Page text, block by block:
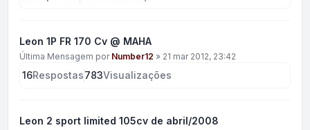
Leon 1P FR 170 Cv @ MAHA
Última Mensagem por Number12 » 21 mar 2012, 23:42
16Respostas783Visualizações
Leon 2 sport limited 105cv de abril/2008